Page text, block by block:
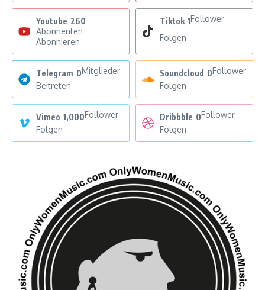
Youtube 260
Abonnenten
Abonnieren
Tiktok 1Follower
Folgen
Telegram 0Mitglieder
Beitreten
Soundcloud 0Follower
Folgen
Vimeo 1,000Follower
Folgen
Dribbble 0Follower
Folgen